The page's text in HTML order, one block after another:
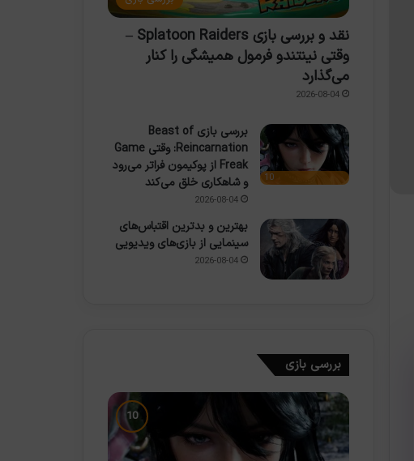
نقد و بررسی بازی Splatoon Raiders –
وقتی نینتندو فرمول همیشگی را کنار
می‌گذارد
2026-08-04
10
بررسی بازی Beast of
Reincarnation: وقتی Game
Freak از پوکیمون فراتر می‌رود
و شاهکاری خلق می‌کند
2026-08-04
بهترین و بدترین اقتباس‌های
سینمایی از بازی‌های ویدیویی
2026-08-04
بررسی بازی